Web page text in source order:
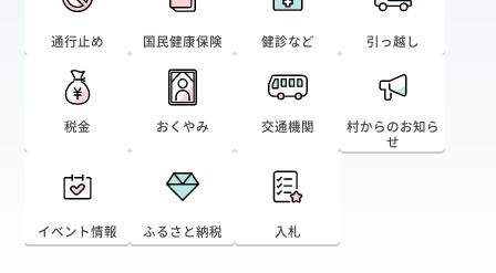
通行止め 国民健康保険 健診など 引っ越し
税金 おくやみ 交通機関
村からのお知ら
せ
イベント情報 ふるさと納税 入札